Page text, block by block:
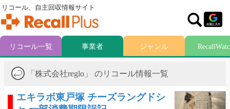
「株式会社reglo」 のリコール情報一覧
エキラボ東戸塚 チーズラングドシ
リコール、自主回収情報サイト
リコール一覧 事業者 ジャンル